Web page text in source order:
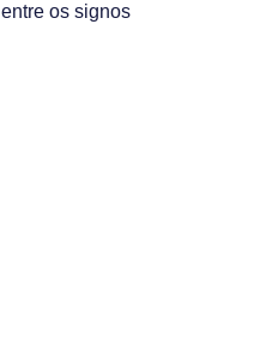
entre os signos